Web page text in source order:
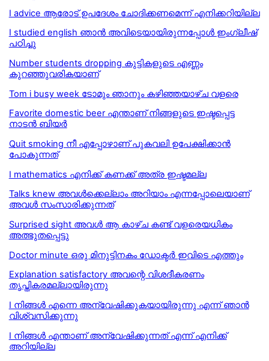
I advice ആരോട് ഉപദേശം ചോദിക്കണമെന്ന് എനിക്കറിയില്ല
I studied english ഞാന്‍ അവിടെയായിരുന്നപ്പോള്‍ ഇംഗ്ലീഷ്
പഠിച്ചു
Number students dropping കുട്ടികളുടെ എണ്ണം
കുറഞ്ഞുവരികയാണ്
Tom i busy week ടോമും ഞാനും കഴിഞ്ഞയാഴ്ച വളരെ
Favorite domestic beer എന്താണ് നിങ്ങളുടെ ഇഷ്ടപ്പെട്ട
നാടന്‍ ബിയര്‍
Quit smoking നീ എപ്പോഴാണ് പുകവലി ഉപേക്ഷിക്കാൻ
പോകുന്നത്
I mathematics എനിക്ക് കണക്ക് അത്ര ഇഷ്ടമല്ല
Talks knew അവൾക്കെല്ലാം അറിയാം എന്നപ്പോലെയാണ്
അവൾ സംസാരിക്കുന്നത്
Surprised sight അവൾ ആ കാഴ്ച കണ്ട് വളരെയധികം
അത്ഭുതപ്പെട്ടു
Doctor minute ഒരു മിനുട്ടിനകം ഡോക്ടർ ഇവിടെ എത്തും
Explanation satisfactory അവന്റെ വിശദീകരണം
തൃപ്തികരമല്ലായിരുന്നു
I നിങ്ങള്‍ എന്നെ അന്വേഷിക്കുകയായിരുന്നു എന്ന് ഞാന്‍
വിശ്വസിക്കുന്നു
I നിങ്ങൾ എന്താണ് അന്വേഷിക്കുന്നത് എന്ന് എനിക്ക്
അറിയില്ല